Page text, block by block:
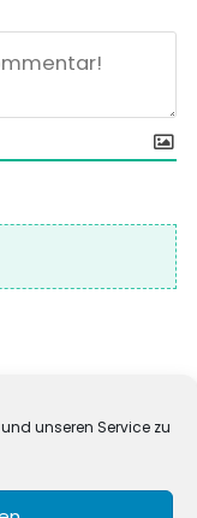
unseren Service zu